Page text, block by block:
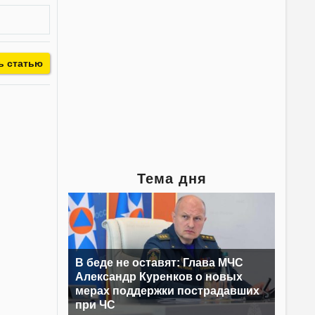
статью
Тема дня
В беде не оставят: Глава МЧС
Александр Куренков о новых
мерах поддержки пострадавших
при ЧС